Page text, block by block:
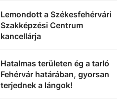
Lemondott a Székesfehérvári
Szakképzési Centrum
kancellárja
Hatalmas területen ég a tarló
Fehérvár határában, gyorsan
terjednek a lángok!